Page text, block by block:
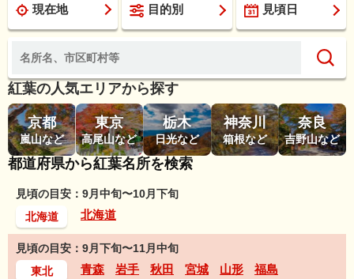
現在地 目的別 見頃日
紅葉の人気エリアから探す
京都
嵐山など
東京
高尾山など
栃木
日光など
神奈川
箱根など
奈良
吉野山など
都道府県から紅葉名所を検索
見頃の目安：9月中旬〜10月下旬
北海道
北海道
見頃の目安：9月下旬〜11月中旬
東北
青森 岩手 秋田 宮城 山形 福島